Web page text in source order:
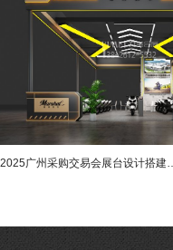
2025广州采购交易